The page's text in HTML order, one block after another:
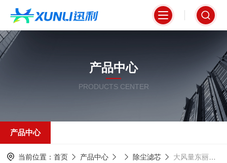
产品中心
PRODUCTS CENTER
产品中心
当前位置： 首页 产品中心 除尘滤芯 大风量东丽覆膜PTFE除尘滤筒350*900